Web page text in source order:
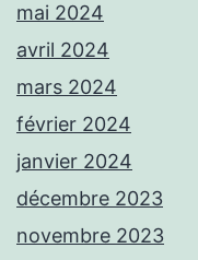
mai 2024
avril 2024
mars 2024
février 2024
janvier 2024
décembre 2023
novembre 2023